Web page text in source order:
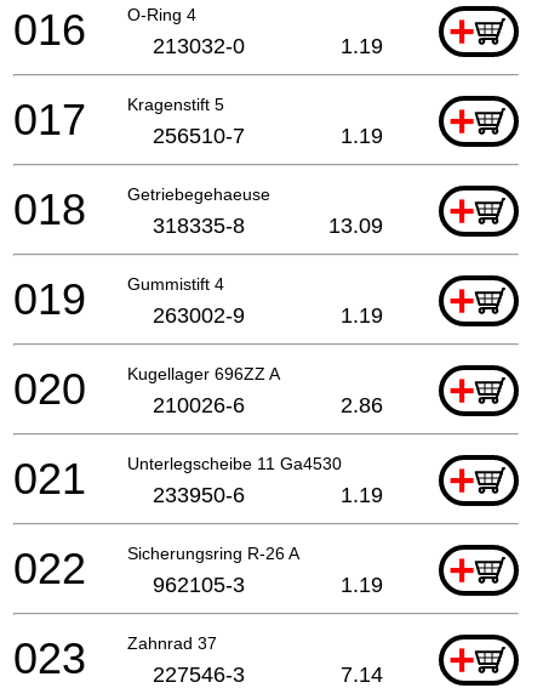
O-Ring 4 +
016 213032-0 1.19
Kragenstift 5 +
017 256510-7 1.19
Getriebegehaeuse +
018 318335-8 13.09
Gummistift 4 +
019 263002-9 1.19
Kugellager 696ZZ A +
020 210026-6 2.86
Unterlegscheibe 11 Ga4530 +
021 233950-6 1.19
Sicherungsring R-26 A +
022 962105-3 1.19
Zahnrad 37 +
023 227546-3 7.14